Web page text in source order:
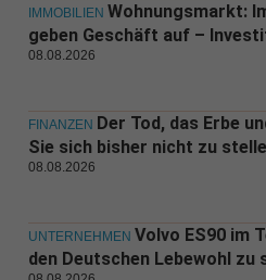
IMMOBILIEN Wohnungsmarkt:
geben Geschäft auf –
08.08.2026
FINANZEN Der Tod, das Erbe
Sie sich bisher nicht zu
08.08.2026
UNTERNEHMEN Volvo ES90 im
den Deutschen Lebewohl zu